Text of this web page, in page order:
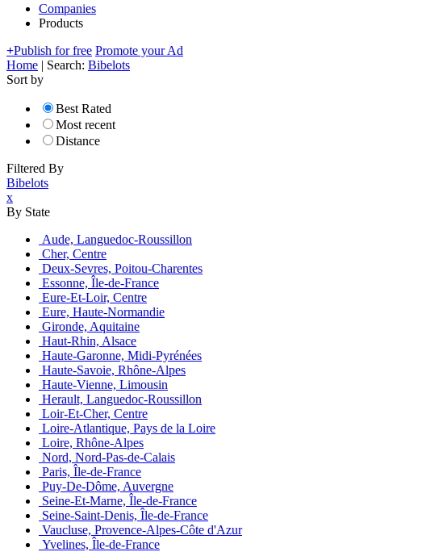
Companies
Products
+Publish for free Promote your Ad
Home | Search: Bibelots
Sort by
Best Rated
Most recent
Distance
Filtered By
Bibelots
x
By State
Aude, Languedoc-Roussillon
Cher, Centre
Deux-Sevres, Poitou-Charentes
Essonne, Île-de-France
Eure-Et-Loir, Centre
Eure, Haute-Normandie
Gironde, Aquitaine
Haut-Rhin, Alsace
Haute-Garonne, Midi-Pyrénées
Haute-Savoie, Rhône-Alpes
Haute-Vienne, Limousin
Herault, Languedoc-Roussillon
Loir-Et-Cher, Centre
Loire-Atlantique, Pays de la Loire
Loire, Rhône-Alpes
Nord, Nord-Pas-de-Calais
Paris, Île-de-France
Puy-De-Dôme, Auvergne
Seine-Et-Marne, Île-de-France
Seine-Saint-Denis, Île-de-France
Vaucluse, Provence-Alpes-Côte d'Azur
Yvelines, Île-de-France